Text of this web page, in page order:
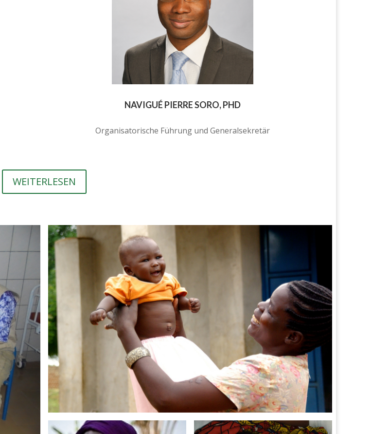
NAVIGUÉ PIERRE SORO, PHD
Organisatorische Führung und Generalsekretär
WEITERLESEN